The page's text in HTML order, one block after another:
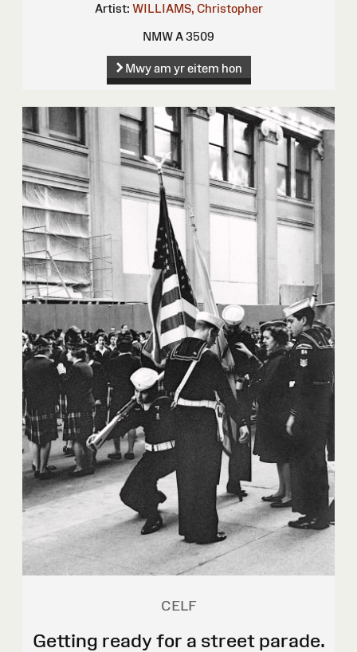
Artist: WILLIAMS, Christopher
NMW A 3509
Mwy am yr eitem hon
CELF
Getting ready for a street parade.